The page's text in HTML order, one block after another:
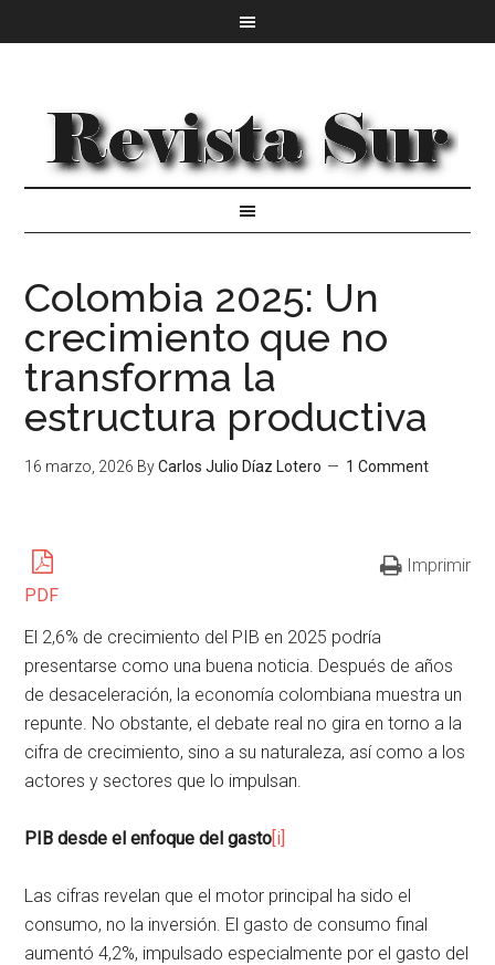
Colombia 2025: Un
crecimiento que no
transforma la
estructura productiva
16 marzo, 2026 ByCarlos Julio Díaz Lotero 1 Comment
PDF
Imprimir
El 2,6% de crecimiento del PIB en 2025 podría
presentarse como una buena noticia. Después de años
de desaceleración, la economía colombiana muestra un
repunte. No obstante, el debate real no gira en torno a la
cifra de crecimiento, sino a su naturaleza, así como a los
actores y sectores que lo impulsan.
PIB desde el enfoque del gasto[i]
Las cifras revelan que el motor principal ha sido el
consumo, no la inversión. El gasto de consumo final
aumentó 4,2%, impulsado especialmente por el gasto del